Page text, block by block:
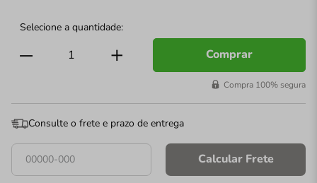
Comprar
Compra 100% segura
Consulte o frete e prazo de entrega
Calcular Frete